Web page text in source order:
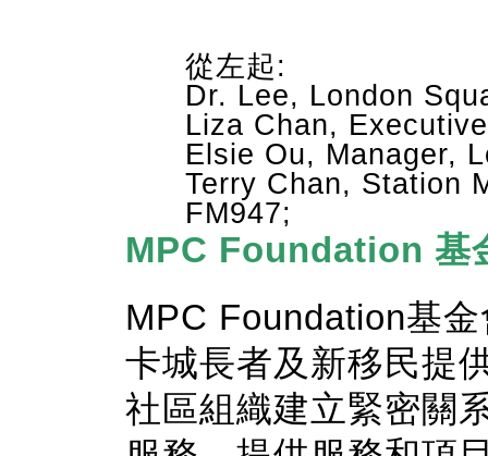
從左起:
Dr. Lee, London
Liza Chan,
Elsie Ou, Manager,
Terry Chan, Station
FM947;
MPC Foundation 基
MPC Foundation基
卡城長者及新移民提
社區組織建立緊密關